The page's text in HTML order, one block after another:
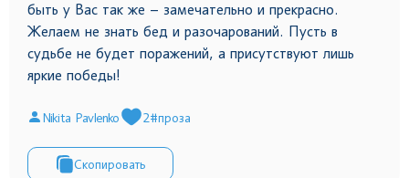
быть у Вас так же – замечательно и прекрасно.
Желаем не знать бед и разочарований. Пусть в
судьбе не будет поражений, а присутствуют лишь
яркие победы!
Nikita Pavlenko 2#проза
Скопировать